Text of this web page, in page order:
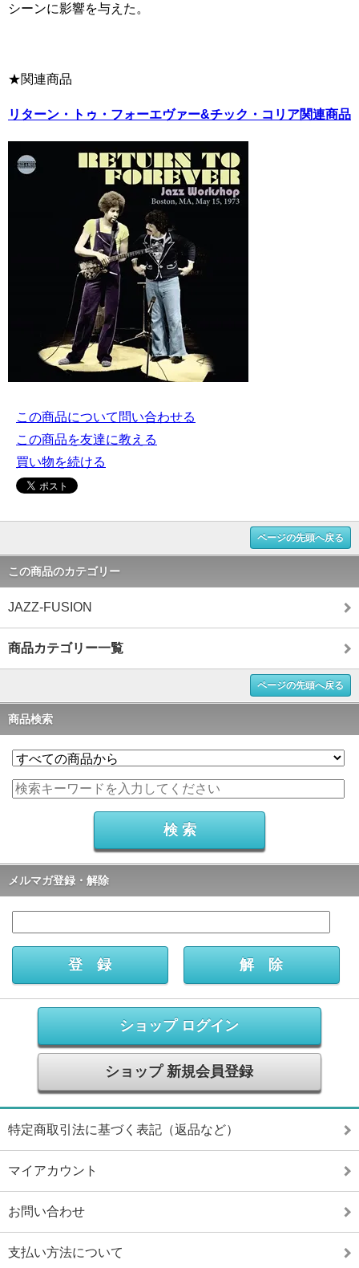
シーンに影響を与えた。
★関連商品
リターン・トゥ・フォーエヴァー&チック・コリア関連商品
この商品について問い合わせる
この商品を友達に教える
買い物を続ける
ページの先頭へ戻る
この商品のカテゴリー
JAZZ-FUSION
商品カテゴリー一覧
ページの先頭へ戻る
商品検索
メルマガ登録・解除
ショップ ログイン
ショップ 新規会員登録
特定商取引法に基づく表記（返品など）
マイアカウント
お問い合わせ
支払い方法について